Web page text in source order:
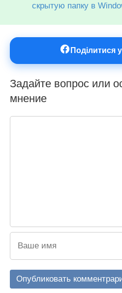
скрытую папку в
Поділитися
Задайте вопрос или
мнение